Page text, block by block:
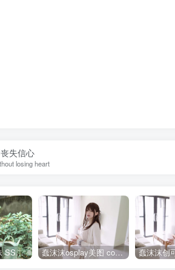
失信心
losing heart
蠢沫沫 乡下妹妹 SSR级 [125P-1.24GB]全部作品点我下载 蠢沫沫osplay美图 cos写真套图合集